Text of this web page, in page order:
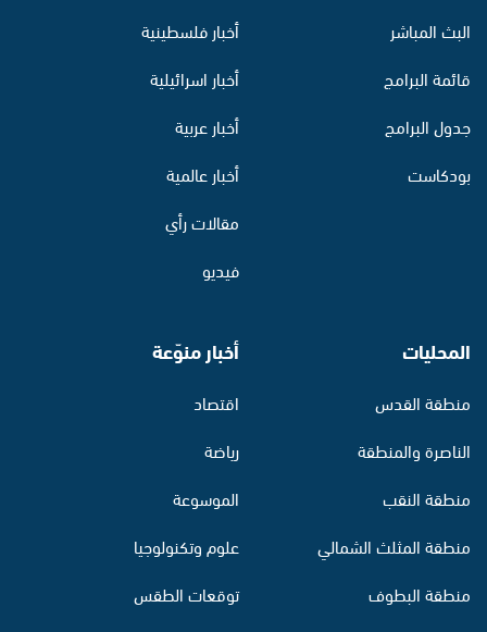
البث المباشر
قائمة البرامج
جدول البرامج
بودكاست
أخبار فلسطينية
أخبار اسرائيلية
أخبار عربية
أخبار عالمية
مقالات رأي
فيديو
المحليات
منطقة القدس
الناصرة والمنطقة
منطقة النقب
منطقة المثلث الشمالي
منطقة البطوف
أخبار منوّعة
اقتصاد
رياضة
الموسوعة
علوم وتكنولوجيا
توقعات الطقس